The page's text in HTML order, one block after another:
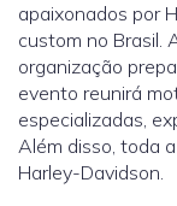
apaixonados por
custom no Brasil.
organização
evento reunirá
especializadas,
Além disso, toda
Harley-Davidson.